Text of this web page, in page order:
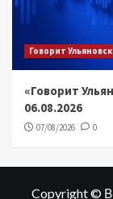
Говорит Ульяновск
«Говорит
06.08.2026
07/08/2026 0
Copyright ©